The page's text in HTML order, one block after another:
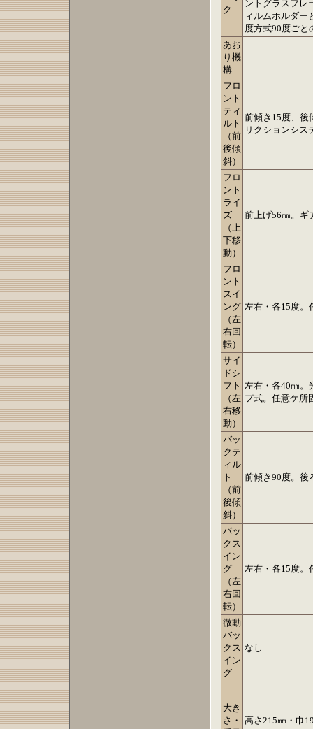
ク
ントグラスフレ
ィルムホルダー
度方式90度ごと
あお
り機
構
フロ
ント
ティ
ルト
（前
後傾
斜）
前傾き15度、後
リクションシス
フロ
ント
ライ
ズ
（上
下移
動）
前上げ56㎜。ギ
フロ
ント
スイ
ング
（左
右回
転）
左右・各15度。
サイ
ドシ
フト
（左
右移
動）
左右・各40㎜。
プ式。任意ケ所
バッ
クテ
ィル
ト
（前
後傾
斜）
前傾き90度。後
バッ
クス
イン
グ
（左
右回
転）
左右・各15度。
微動
バッ
クス
イン
グ
なし
大き
さ・
高さ215㎜・巾